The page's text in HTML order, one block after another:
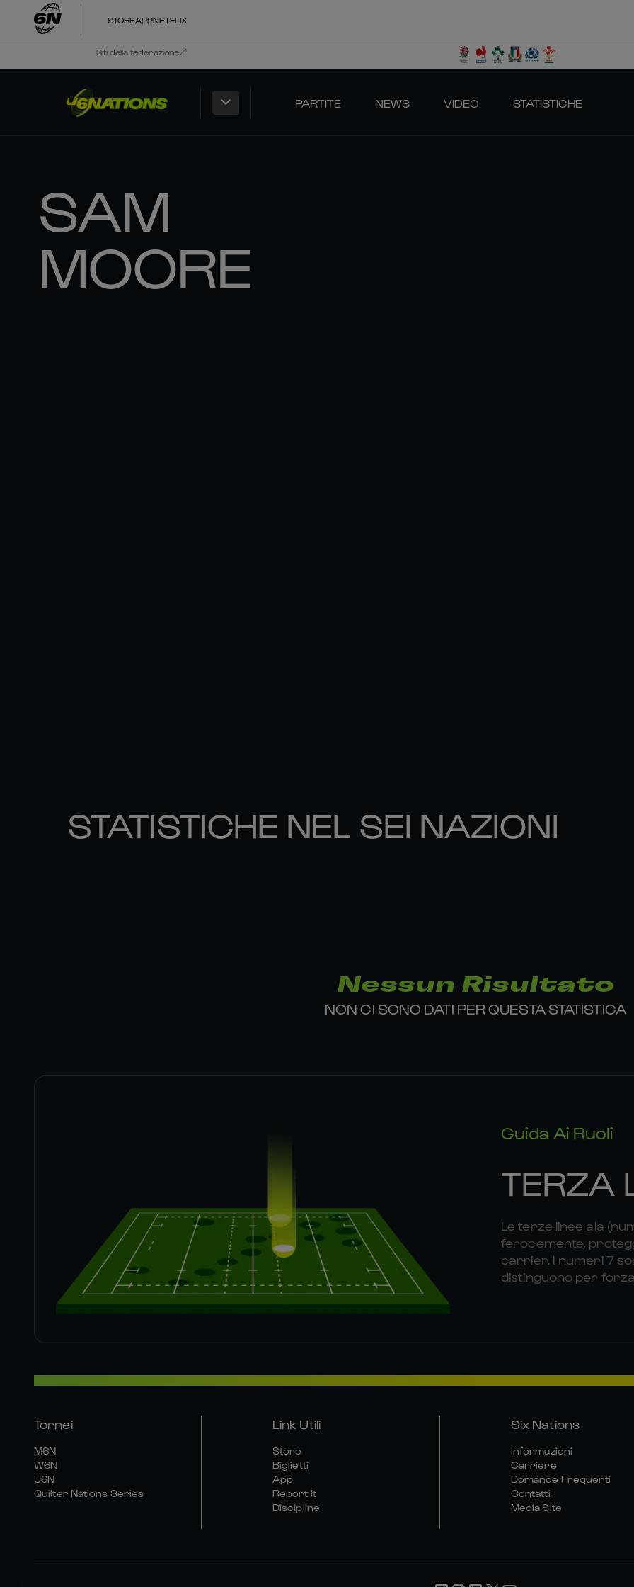
STOREAPPNETFLIX
Siti della federazione
PARTITE NEWS VIDEO STATISTICHE
SAM
MOORE
STATISTICHE NEL SEI NAZIONI
Nessun Risultato
NON CI SONO DATI PER QUESTA STATISTICA
Guida Ai Ruoli
TERZA
Le terze linee ala
ferocemente,
carrier. I numeri 7
distinguono per
Tornei
M6N
W6N
U6N
Quilter Nations Series
Link Utili
Store
Biglietti
App
Report It
Discipline
Six Nations
Informazioni
Carriere
Domande Frequenti
Contatti
Media Site